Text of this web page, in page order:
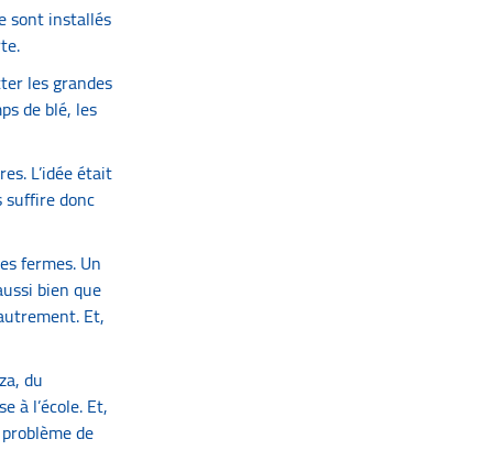
sont installés
les grandes
de blé, les
L’idée était
suffire donc
fermes. Un
bien que
Et,
du
à l’école. Et,
de